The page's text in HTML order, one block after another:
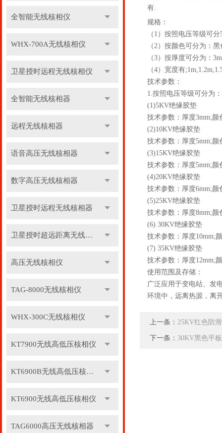
全智能无线核相仪
WHX-700A无线核相仪
卫星授时远程无线核相仪
全智能无线核相器
远程无线核相器
语音高压无线核相器
数字高压无线核相器
卫星授时远程无线核相器
卫星授时超远距离无线核相器
高压无线核相仪
TAG-8000无线核相仪
WHX-300C无线核相仪
KT7900无线高低压核相仪
KT6900B无线高低压核相仪
KT6900无线高低压核相仪
TAG6000高压无线核相器
有.
规格：
（1）按照电压等级可
（2）按颜色可分为：
（3）按厚度可分为：
（4）宽度有
技术参数：
1.按照电压等级可分为：
(1)5KV绝缘胶垫
技术参数：厚度3mm;颜
(2)10KV绝缘胶垫
技术参数：厚度5mm;颜
(3)15KV绝缘胶垫
技术参数：厚度5mm;颜
(4)20KV绝缘胶垫
技术参数：厚度6mm;颜
(5)25KV绝缘胶垫
技术参数：厚度8mm;颜
(6) 30KV绝缘胶垫
技术参数：厚度10mm;
(7) 35KV绝缘胶垫
技术参数：厚度12mm;
使用范围及存储：
广泛应用于变电站、发
环境中，远离热源，离
上一条： 25KV红色防
下一条： 30KV黑色平